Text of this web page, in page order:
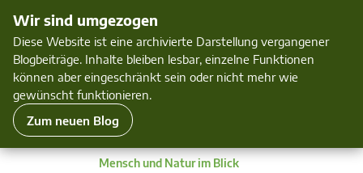
Wir sind umgezogen
Diese Website ist eine archivierte Darstellung vergangener
Blogbeiträge. Inhalte bleiben lesbar, einzelne Funktionen
können aber eingeschränkt sein oder nicht mehr wie
gewünscht funktionieren.
Zum neuen Blog
Mensch und Natur im Blick